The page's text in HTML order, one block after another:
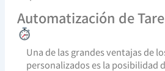
Automatización de
Una de las grandes ventajas de
personalizados es la posibilidad